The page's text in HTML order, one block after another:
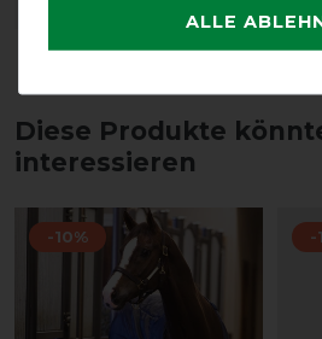
Diese Produkte
interessieren
-10% -
ALLE